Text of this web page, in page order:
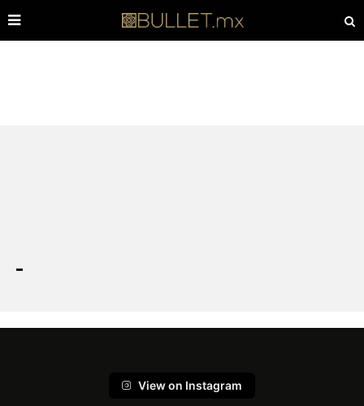
View on Instagram